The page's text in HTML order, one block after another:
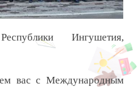
Ингушетия,
вас с Международным